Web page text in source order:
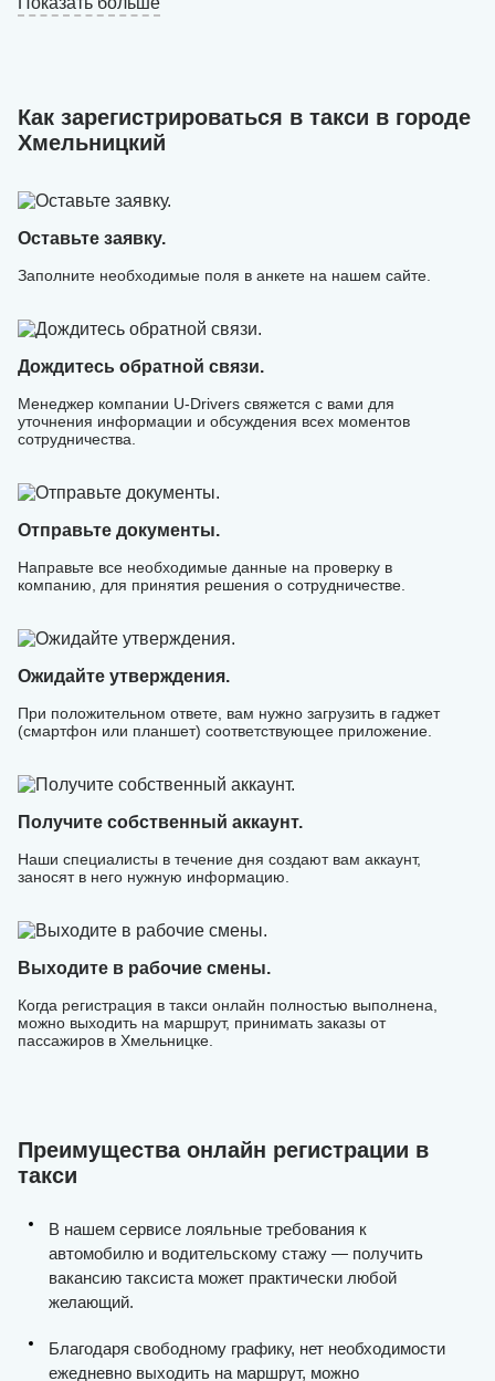
быть в собственности личный автомобиль на украинской
ожидайте решения. Если оно положительное, уже в
течение дня можно будет выезжать на маршрут.
специалисты нашего сервиса создают аккаунт и
загружают в него необходимые данные.
Как зарегистрироваться в такси в городе
Хмельницкий
Оставьте заявку.
Заполните необходимые поля в анкете на нашем сайте.
Дождитесь обратной связи.
Менеджер компании U-Drivers свяжется с вами для
уточнения информации и обсуждения всех моментов
сотрудничества.
Отправьте документы.
Направьте все необходимые данные на проверку в
компанию, для принятия решения о сотрудничестве.
Ожидайте утверждения.
При положительном ответе, вам нужно загрузить в гаджет
(смартфон или планшет) соответствующее приложение.
Получите собственный аккаунт.
Наши специалисты в течение дня создают вам аккаунт,
заносят в него нужную информацию.
Выходите в рабочие смены.
Когда регистрация в такси онлайн полностью выполнена,
можно выходить на маршрут, принимать заказы от
пассажиров в Хмельницке.
Преимущества онлайн регистрации в
такси
В нашем сервисе лояльные требования к
автомобилю и водительскому стажу — получить
вакансию таксиста может практически любой
желающий.
Благодаря свободному графику, нет необходимости
ежедневно выходить на маршрут, можно